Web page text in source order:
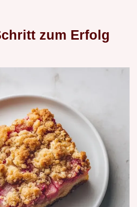
zum Erfolg